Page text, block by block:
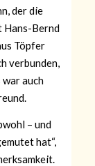
der die
Hans-Bernd
Töpfer
verbunden,
war auch
– und
hat“,